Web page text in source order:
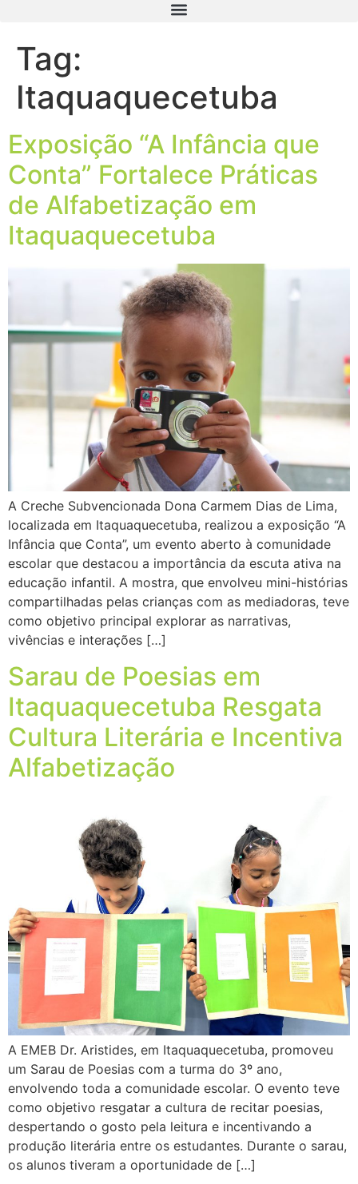
Tag:
Itaquaquecetuba
Exposição “A Infância que
Conta” Fortalece Práticas
de Alfabetização em
Itaquaquecetuba
A Creche Subvencionada Dona Carmem Dias de Lima,
localizada em Itaquaquecetuba, realizou a exposição “A
Infância que Conta”, um evento aberto à comunidade
escolar que destacou a importância da escuta ativa na
educação infantil. A mostra, que envolveu mini-histórias
compartilhadas pelas crianças com as mediadoras, teve
como objetivo principal explorar as narrativas,
vivências e interações […]
Sarau de Poesias em
Itaquaquecetuba Resgata
Cultura Literária e Incentiva
Alfabetização
A EMEB Dr. Aristides, em Itaquaquecetuba, promoveu
um Sarau de Poesias com a turma do 3º ano,
envolvendo toda a comunidade escolar. O evento teve
como objetivo resgatar a cultura de recitar poesias,
despertando o gosto pela leitura e incentivando a
produção literária entre os estudantes. Durante o sarau,
os alunos tiveram a oportunidade de […]